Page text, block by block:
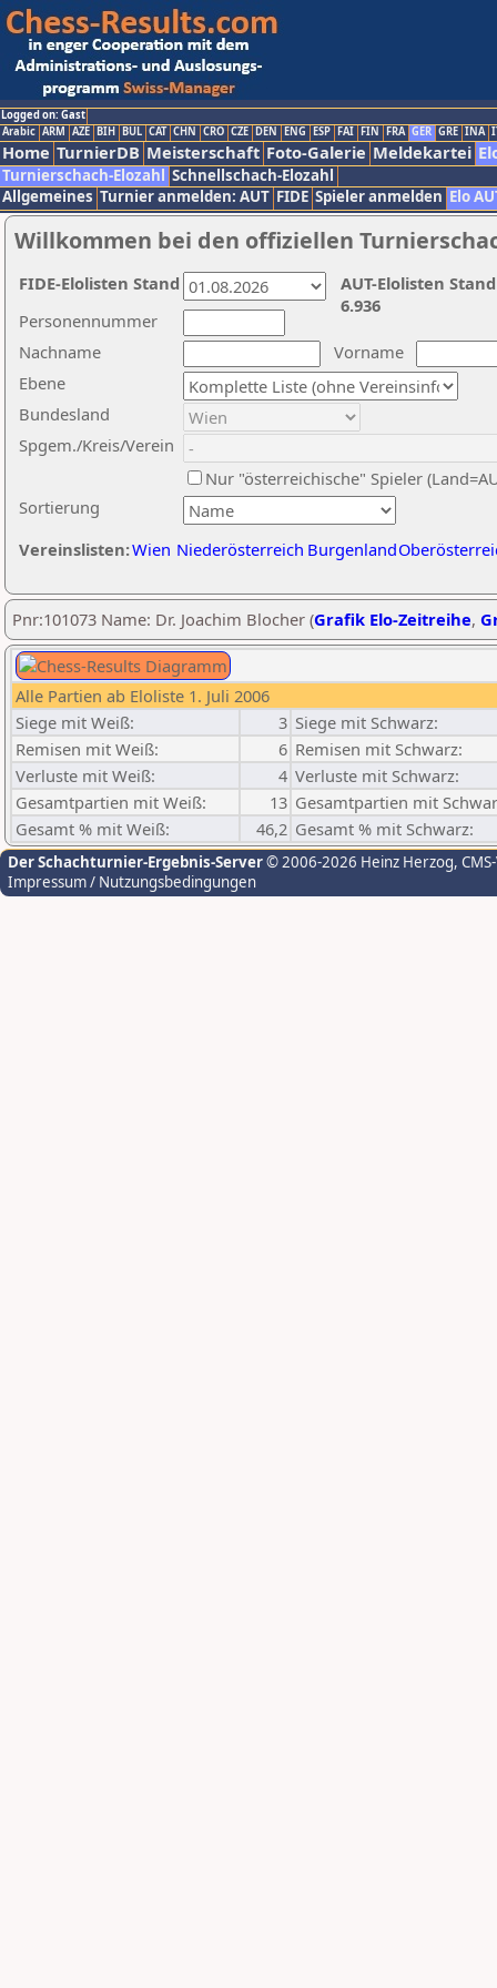
Logged on: Gast
Arabic ARM AZE BIH BUL CAT CHN CRO CZE DEN ENG ESP FAI FIN FRA GER GRE INA
Home TurnierDB Meisterschaft Foto-Galerie Meldekartei
Turnierschach-Elozahl Schnellschach-Elozahl
Allgemeines Turnier anmelden: AUT FIDE Spieler anmelden Elo
Willkommen bei den offiziellen
Nachname
Vorname
Ebene
Sortierung
Personennummer
Bundesland
Spgem./Kreis/Verein
Nur "österreichische" Spieler
Vereinslisten:Wien Niederösterreich Burgenland
AUT-Elolisten
6.936
FIDE-Elolisten Stand
Pnr:101073 Name: Dr. Joachim Blocher (Grafik Elo-Zeitreihe,
Alle Partien ab Eloliste 1. Juli 2006
Siege mit Weiß:
3 Siege mit Schwarz:
Remisen mit Weiß:
6 Remisen mit Schwarz:
Verluste mit Weiß:
4 Verluste mit Schwarz:
Gesamtpartien mit Weiß:
13 Gesamtpartien mit
Gesamt % mit Weiß:
46,2 Gesamt % mit Schwarz:
Der Schachturnier-Ergebnis-Server© 2006-2026 Heinz Herzog,
Impressum / Nutzungsbedingungen